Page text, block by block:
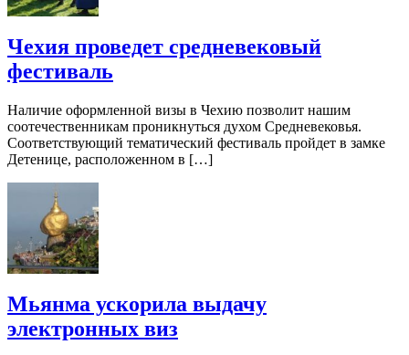
Чехия проведет средневековый
фестиваль
Наличие оформленной визы в Чехию позволит нашим
соотечественникам проникнуться духом Средневековья.
Соответствующий тематический фестиваль пройдет в замке
Детенице, расположенном в […]
Мьянма ускорила выдачу
электронных виз